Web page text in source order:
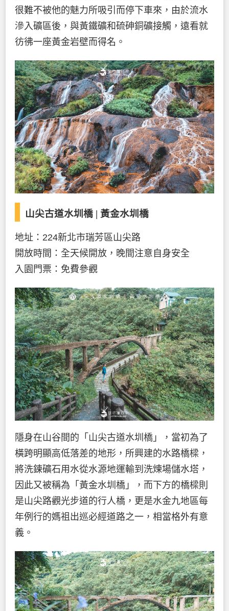
很難不被他的魅力所吸引而停下車來，由於流水
滲入礦區後，與黃鐵礦和硫砷銅礦接觸，遠看就
彷彿一座黃金岩壁而得名。
山尖古道水圳橋 | 黃金水圳橋
地址：224新北市瑞芳區山尖路
開放時間：全天候開放，晚間注意自身安全
入園門票：免費參觀
隱身在山谷間的「山尖古道水圳橋」，當初為了
橫跨明顯高低落差的地形，所興建的水路橋樑，
將洗鍊礦石用水從水源地運輸到洗煉場儲水塔，
因此又被稱為「黃金水圳橋」，而下方的橋樑則
是山尖路觀光步道的行人橋，更是水金九地區每
年例行的媽祖出巡必經道路之一，相當格外有意
義。